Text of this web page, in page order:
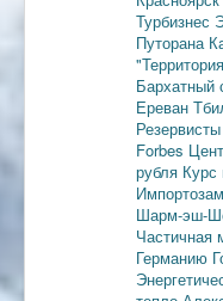
Турбизнес
Путорана
Бархатный
Ереван
Резервисты
Forbes
рубля
Шарм-эш-
Частичная
Германию